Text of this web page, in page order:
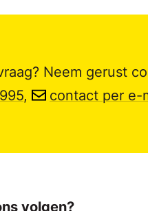
Neem gerust
, contact per e-
volgen?